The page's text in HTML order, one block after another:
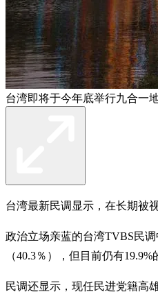
台湾即将于今年底举行九合一
台湾最新民调显示，在长期被
政治立场亲蓝的台湾TVBS民
（40.3％），但目前仍有19.9%
民调还显示，现任民进党籍高